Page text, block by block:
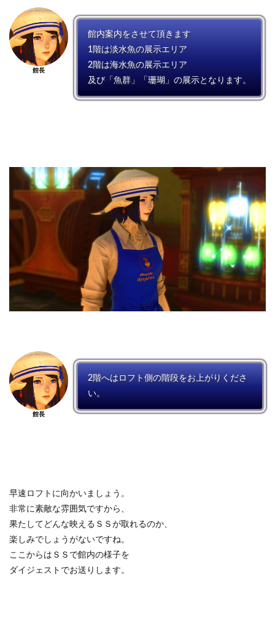
館長
館内案内をさせて頂きます
1階は淡水魚の展示エリア
2階は海水魚の展示エリア
及び「魚群」「珊瑚」の展示となります。
館長
2階へはロフト側の階段をお上がりくださ
い。
早速ロフトに向かいましょう。
非常に素敵な雰囲気ですから、
果たしてどんな映えるＳＳが取れるのか、
楽しみでしょうがないですね。
ここからはＳＳで館内の様子を
ダイジェストでお送りします。